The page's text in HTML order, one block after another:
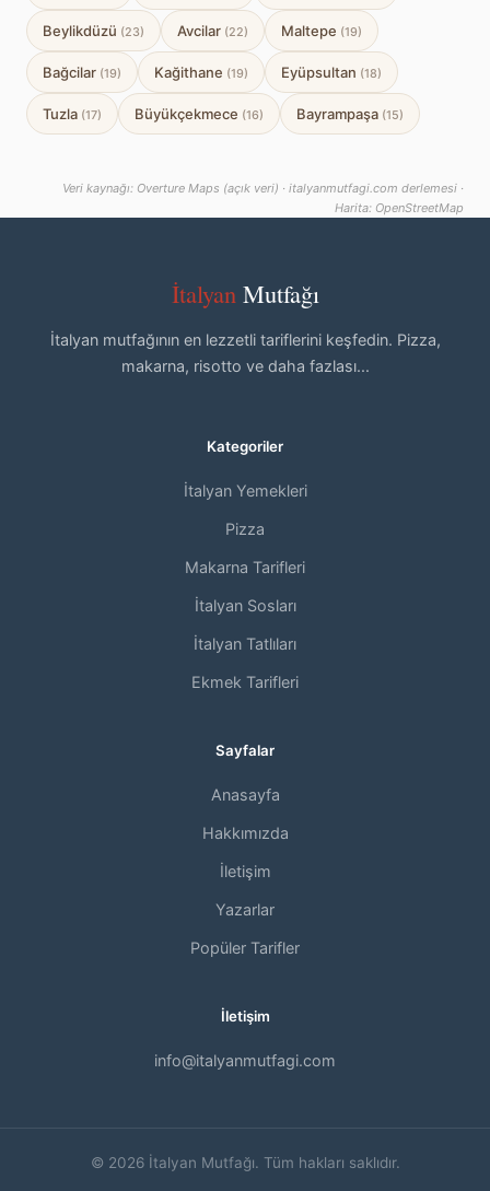
Beylikdüzü (23) Avcilar (22) Maltepe (19)
Bağcilar (19) Kağithane (19) Eyüpsultan (18)
Tuzla (17) Büyükçekmece (16) Bayrampaşa (15)
Veri kaynağı: Overture Maps (açık veri) · italyanmutfagi.com derlemesi ·
Harita: OpenStreetMap
İtalyanMutfağı
İtalyan mutfağının en lezzetli tariflerini keşfedin. Pizza,
makarna, risotto ve daha fazlası...
Kategoriler
İtalyan Yemekleri
Pizza
Makarna Tarifleri
İtalyan Sosları
İtalyan Tatlıları
Ekmek Tarifleri
Sayfalar
Anasayfa
Hakkımızda
İletişim
Yazarlar
Popüler Tarifler
İletişim
info@italyanmutfagi.com
© 2026 İtalyan Mutfağı. Tüm hakları saklıdır.